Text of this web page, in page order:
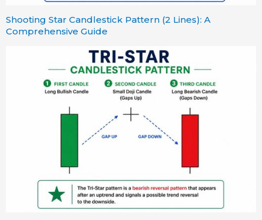
Shooting Star Candlestick Pattern (2 Lines): A
Comprehensive Guide